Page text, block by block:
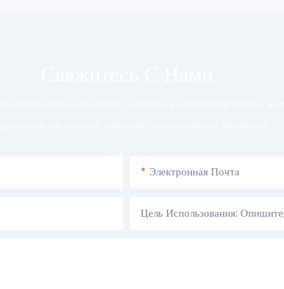
Электронная Почта
Цель Использования: